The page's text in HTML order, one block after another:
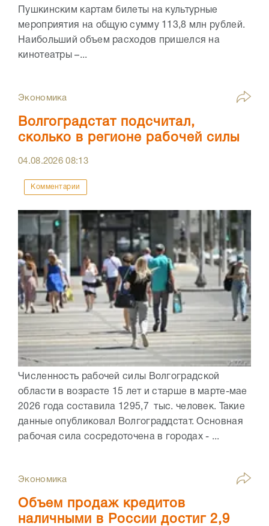
Пушкинским картам билеты на культурные
мероприятия на общую сумму 113,8 млн рублей.
Наибольший объем расходов пришелся на
кинотеатры –...
Экономика
Волгоградстат подсчитал,
сколько в регионе рабочей силы
04.08.202608:13
Комментарии
Численность рабочей силы Волгоградской
области в возрасте 15 лет и старше в марте-мае
2026 года составила 1295,7 тыс. человек. Такие
данные опубликовал Волгограддстат. Основная
рабочая сила сосредоточена в городах - ...
Экономика
Объем продаж кредитов
наличными в России достиг 2,9